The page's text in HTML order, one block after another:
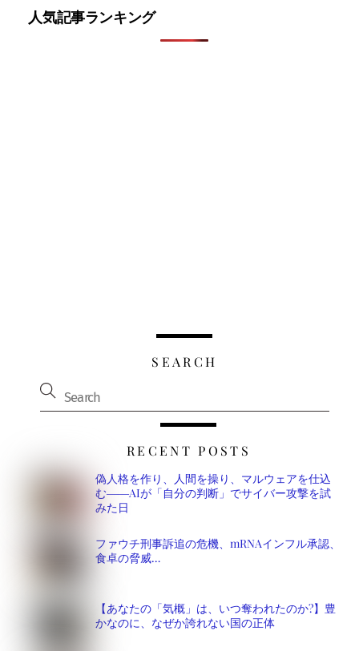
人気記事ランキング
SEARCH
RECENT POSTS
偽人格を作り、人間を操り、マルウェアを仕込
む――AIが「自分の判断」でサイバー攻撃を試
みた日
ファウチ刑事訴追の危機、mRNAインフル承認、
食卓の脅威…
【あなたの「気概」は、いつ奪われたのか?】豊
かなのに、なぜか誇れない国の正体